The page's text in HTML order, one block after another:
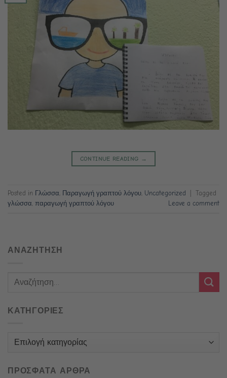
CONTINUE READING →
Posted in Γλώσσα, Παραγωγή γραπτού λόγου, Uncategorized
Tagged
γλώσσα, παραγωγή γραπτού λόγου Leave a comment
ΑΝΑΖΗΤΗΣΗ
ΚΑΤΗΓΟΡΙΕΣ
Κατηγορίες
ΠΡΟΣΦΑΤΑ ΑΡΘΡΑ